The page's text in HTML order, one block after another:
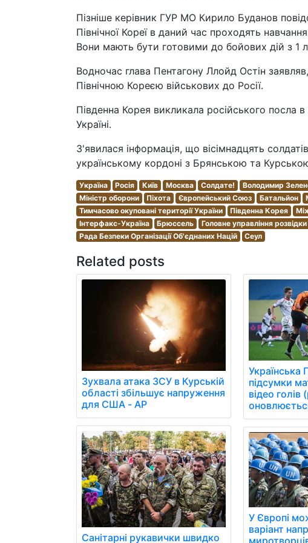
Пізніше керівник ГУР МО Кирило Буданов
Північної Кореї в даний час проходять
Вони мають бути готовими до бойових дій з 1
Водночас глава Пентагону Ллойд Остін
Північною Кореєю військових до Росії.
Південна Корея викликала російського посла в
Україні.
З'явилася інформація, що вісімнадцять
українському кордоні з Брянською та
Україна Росія Київ Москва Солдате! Володимир
Міністр оборони
Піхота Європейський Союз Батальйон
Тимчасово окуповані території України
Південна Корея
Інтерфакс-Україна
Брюссель Головне управління
Рада Безпеки Організації Об'єднаних Націй
Сеул
Related posts
Зухвала атака ЗСУ в Курській
області збільшує напруження
для США - AP
Санітарні рукавички швидко
Українська
підсумки
відео голів
У Європі
варіант